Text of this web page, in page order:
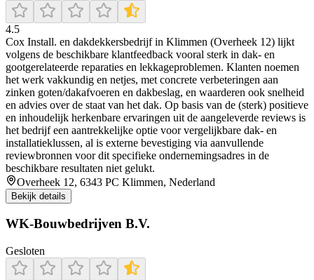
4.5
Cox Install. en dakdekkersbedrijf in Klimmen (Overheek 12) lijkt
volgens de beschikbare klantfeedback vooral sterk in dak- en
gootgerelateerde reparaties en lekkageproblemen. Klanten noemen
het werk vakkundig en netjes, met concrete verbeteringen aan
zinken goten/dakafvoeren en dakbeslag, en waarderen ook snelheid
en advies over de staat van het dak. Op basis van de (sterk) positieve
en inhoudelijk herkenbare ervaringen uit de aangeleverde reviews is
het bedrijf een aantrekkelijke optie voor vergelijkbare dak- en
installatieklussen, al is externe bevestiging via aanvullende
reviewbronnen voor dit specifieke ondernemingsadres in de
beschikbare resultaten niet gelukt.
Overheek 12, 6343 PC Klimmen, Nederland
Bekijk details
WK-Bouwbedrijven B.V.
Gesloten